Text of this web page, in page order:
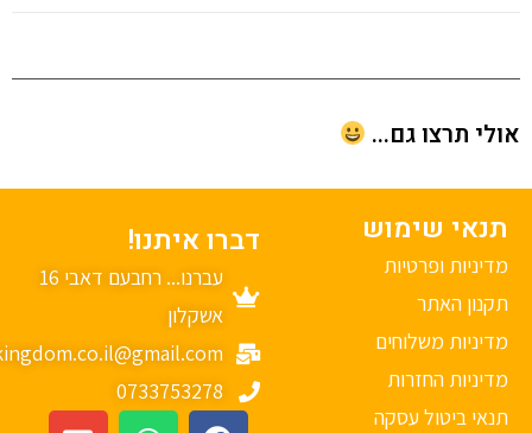
תרצו גם...
שימוש
ופרטיות
האתר
משלוחים
החזרות
ביטול עסקה
דברו איתנו!
עברנו... רחבעם דאבי 16
אשקלון
mykingdom.co.il@gmail.com
0733753278